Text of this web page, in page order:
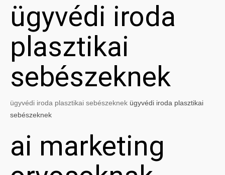
ügyvédi iroda
plasztikai
sebészeknek
ügyvédi iroda plasztikai sebészeknek ügyvédi iroda plasztikai
sebészeknek
ai marketing